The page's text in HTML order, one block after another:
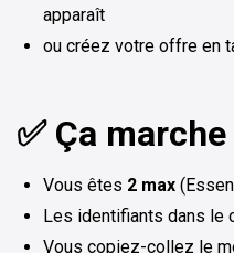
apparaît
ou créez votre offre en
✅ Ça
Vous êtes 2 max
Les identifiants dans le
Vous copiez-collez le